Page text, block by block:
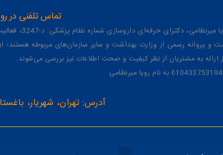
تماس تلفنی در روزهای شنبه تا
دکترای حرفه‌ای داروسازی شماره نظام پزشکی: د-3247، فعالیت می‌کند. (
و پروانه رسمی از وزارت بهداشت و سایر سازمان‌های مربوطه هستند؛
به مشتریان از نظر کیفیت و صحت اطلاعات نیز بررسی می‌شوند.
آدرس: تهران، شهریار،